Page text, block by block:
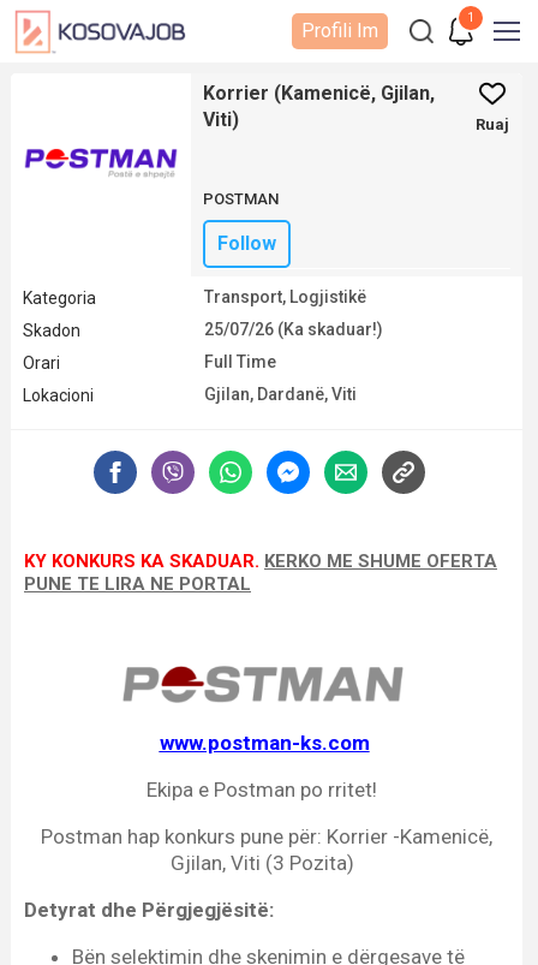
1
Profili Im
Korrier (Kamenicë, Gjilan,
Viti)
Ruaj
POSTMAN
Follow
Kategoria
Transport, Logjistikë
Skadon
25/07/26 (Ka skaduar!)
Orari
Full Time
Lokacioni
Gjilan, Dardanë,Viti